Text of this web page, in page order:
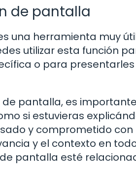
de pantalla
una herramienta muy
utilizar esta función
o para
pantalla, es
si estuvieras
y comprometido
y el contexto en
pantalla esté